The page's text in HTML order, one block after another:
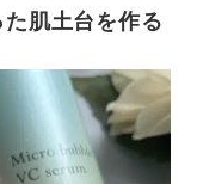
肌土台を作る